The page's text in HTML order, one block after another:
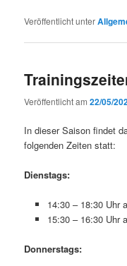
Veröffentlicht unter
Veröffentlicht am22/05/
In dieser Saison findet
folgenden Zeiten statt:
Dienstags:
14:30 – 18:30 Uhr
15:30 – 16:30 Uhr
Donnerstags: